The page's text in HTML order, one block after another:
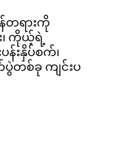
တရားကို
၊ ကိုယ့်ရဲ့
န်းနှိပ်စက်၊
တစ်ခု ကျင်းပ